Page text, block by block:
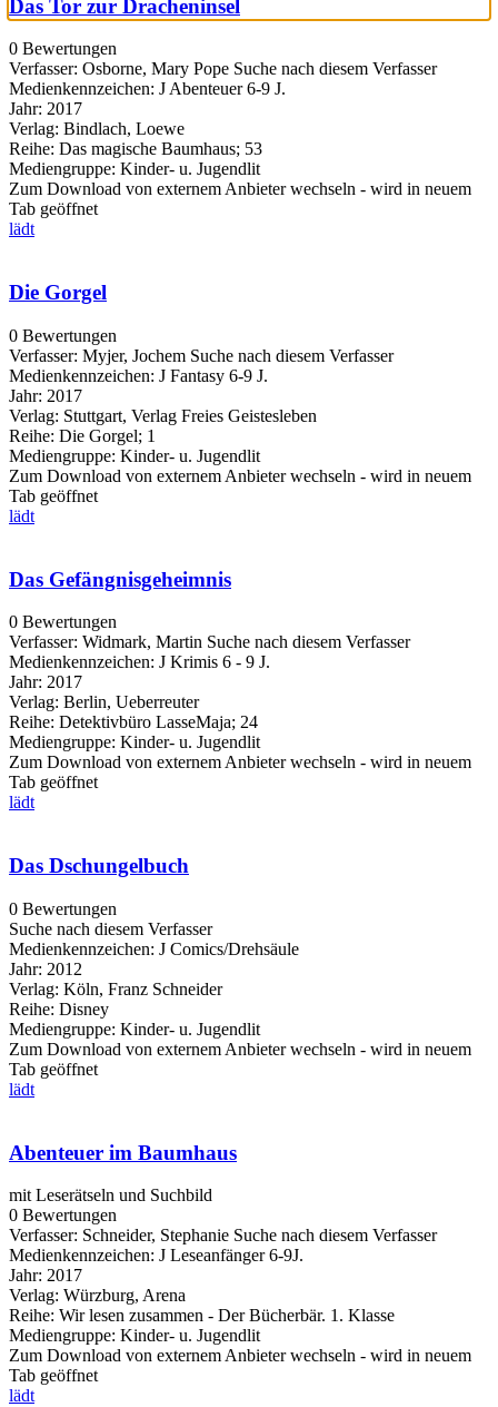
Das Tor zur Dracheninsel
0 Bewertungen
Verfasser: Osborne, Mary Pope Suche nach diesem Verfasser
Medienkennzeichen: J Abenteuer 6-9 J.
Jahr: 2017
Verlag: Bindlach, Loewe
Reihe: Das magische Baumhaus; 53
Mediengruppe: Kinder- u. Jugendlit
Zum Download von externem Anbieter wechseln - wird in neuem
Tab geöffnet
lädt
Die Gorgel
0 Bewertungen
Verfasser: Myjer, Jochem Suche nach diesem Verfasser
Medienkennzeichen: J Fantasy 6-9 J.
Jahr: 2017
Verlag: Stuttgart, Verlag Freies Geistesleben
Reihe: Die Gorgel; 1
Mediengruppe: Kinder- u. Jugendlit
Zum Download von externem Anbieter wechseln - wird in neuem
Tab geöffnet
lädt
Das Gefängnisgeheimnis
0 Bewertungen
Verfasser: Widmark, Martin Suche nach diesem Verfasser
Medienkennzeichen: J Krimis 6 - 9 J.
Jahr: 2017
Verlag: Berlin, Ueberreuter
Reihe: Detektivbüro LasseMaja; 24
Mediengruppe: Kinder- u. Jugendlit
Zum Download von externem Anbieter wechseln - wird in neuem
Tab geöffnet
lädt
Das Dschungelbuch
0 Bewertungen
Suche nach diesem Verfasser
Medienkennzeichen: J Comics/Drehsäule
Jahr: 2012
Verlag: Köln, Franz Schneider
Reihe: Disney
Mediengruppe: Kinder- u. Jugendlit
Zum Download von externem Anbieter wechseln - wird in neuem
Tab geöffnet
lädt
Abenteuer im Baumhaus
mit Leserätseln und Suchbild
0 Bewertungen
Verfasser: Schneider, Stephanie Suche nach diesem Verfasser
Medienkennzeichen: J Leseanfänger 6-9J.
Jahr: 2017
Verlag: Würzburg, Arena
Reihe: Wir lesen zusammen - Der Bücherbär. 1. Klasse
Mediengruppe: Kinder- u. Jugendlit
Zum Download von externem Anbieter wechseln - wird in neuem
Tab geöffnet
lädt